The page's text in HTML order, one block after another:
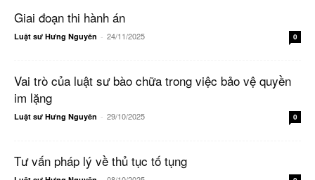
Giai đoạn thi hành án
Luật sư Hưng Nguyên - 24/11/2025 0
Vai trò của luật sư bào chữa trong việc bảo vệ quyền
im lặng
Luật sư Hưng Nguyên - 29/10/2025 0
Tư vấn pháp lý về thủ tục tố tụng